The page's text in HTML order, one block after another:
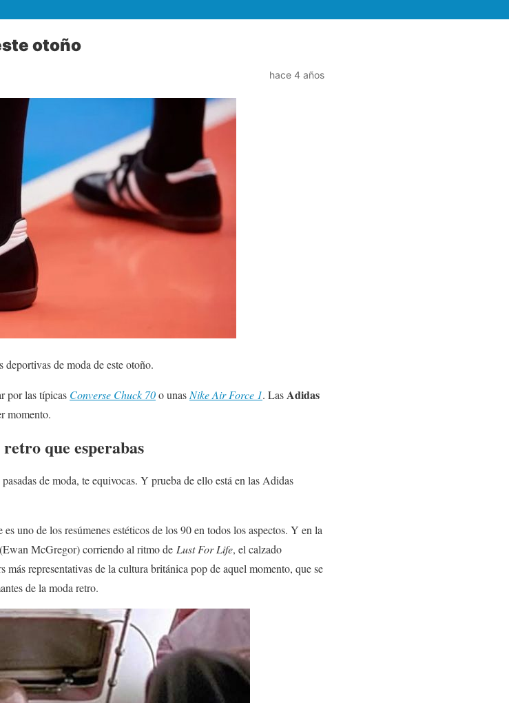
otoño
hace 4 años
deportivas de moda de este otoño.
por las típicas Converse Chuck 70o unas Nike Air Force 1. LasAdidas
momento.
que esperabas
de moda, te equivocas. Y prueba de ello está en las Adidas
uno de los resúmenes estéticos de los 90 en todos los aspectos. Y en la
McGregor) corriendo al ritmo de Lust For Life, el calzado
más representativas de la cultura británica pop de aquel momento, que se
de la moda retro.